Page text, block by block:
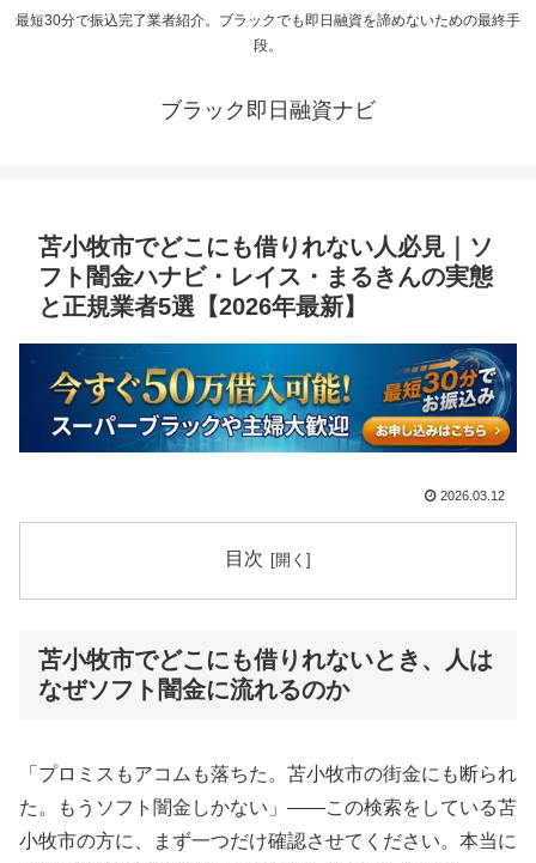
最短30分で振込完了業者紹介。ブラックでも即日融資を諦めないための最終手
段。
ブラック即日融資ナビ
苫小牧市でどこにも借りれない人必見｜ソ
フト闇金ハナビ・レイス・まるきんの実態
と正規業者5選【2026年最新】
2026.03.12
目次
苫小牧市でどこにも借りれないとき、人は
なぜソフト闇金に流れるのか
「プロミスもアコムも落ちた。苫小牧市の街金にも断られ
た。もうソフト闇金しかない」——この検索をしている苫
小牧市の方に、まず一つだけ確認させてください。本当に